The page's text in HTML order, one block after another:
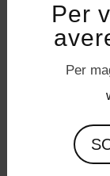
Per
Per